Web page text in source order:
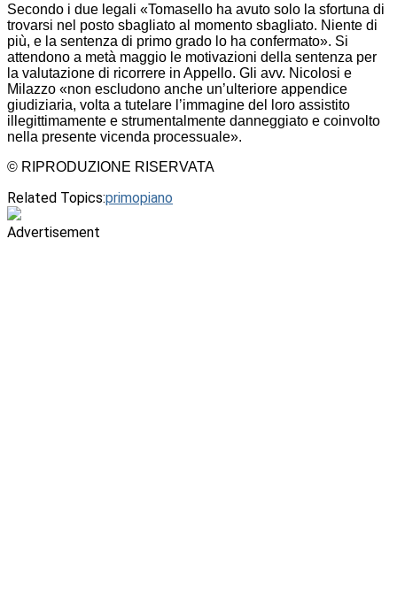
Secondo i due legali «Tomasello ha avuto solo la sfortuna di
trovarsi nel posto sbagliato al momento sbagliato. Niente di
più, e la sentenza di primo grado lo ha confermato». Si
attendono a metà maggio le motivazioni della sentenza per
la valutazione di ricorrere in Appello. Gli avv. Nicolosi e
Milazzo «non escludono anche un’ulteriore appendice
giudiziaria, volta a tutelare l’immagine del loro assistito
illegittimamente e strumentalmente danneggiato e coinvolto
nella presente vicenda processuale».
© RIPRODUZIONE RISERVATA
Related Topics:primopiano
Advertisement